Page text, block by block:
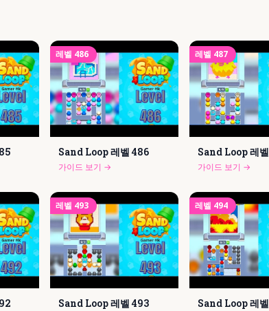
레벨 486
Sand Loop 레벨 486
가이드 보기 →
레벨 487
Sand Loop 레벨
가이드 보기 →
레벨 493
Sand Loop 레벨 493
레벨 494
Sand Loop 레벨